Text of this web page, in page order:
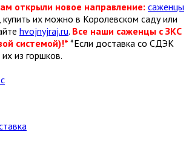
открыли новое направление: саженцы
, купить их можно в Королевском саду или
hvojnyjraj.ru. Все наши саженцы с ЗКС
системой)!* *Если доставка со СДЭК
из горшков.